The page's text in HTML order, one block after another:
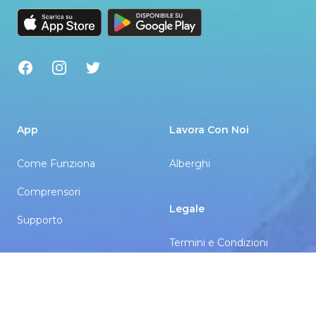
FacebookInstagramTwitter
App
Come Funziona
Comprensori
Supporto
Lavora Con Noi
Alberghi
Legale
Termini e Condizioni